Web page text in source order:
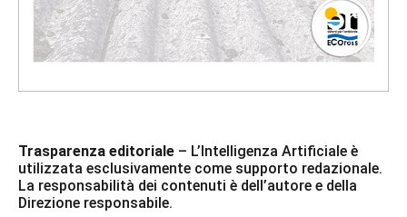
Trasparenza editoriale – L’Intelligenza Artificiale è
utilizzata esclusivamente come supporto redazionale.
La responsabilità dei contenuti è dell’autore e della
Direzione responsabile.